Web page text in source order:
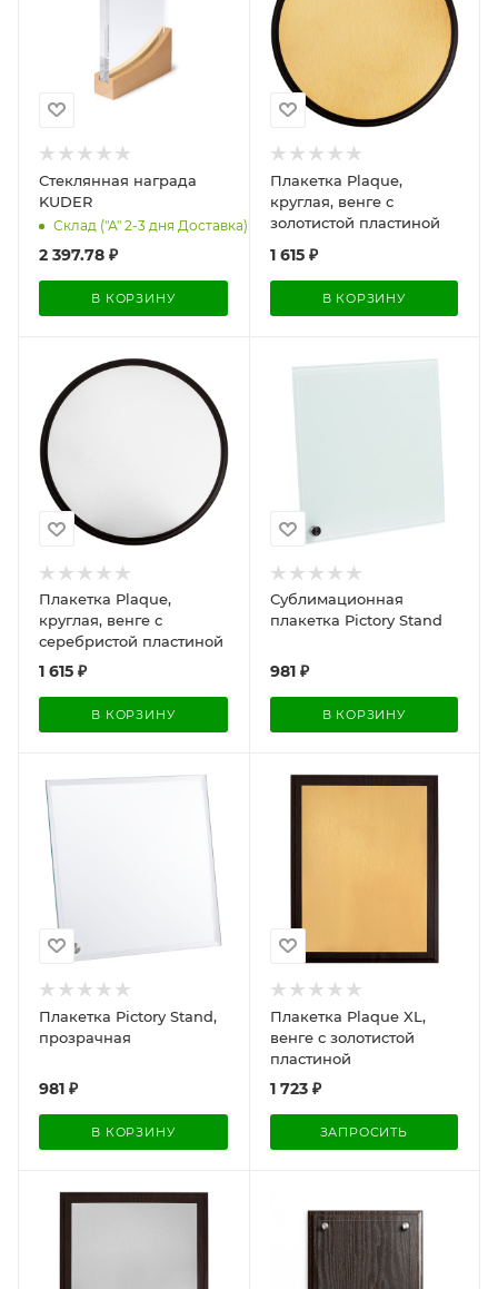
Стеклянная награда
KUDER
Склад ("А" 2-3 дня Доставка): 1
2 397.78 ₽
В КОРЗИНУ
Плакетка Plaque,
круглая, венге с
золотистой пластиной
1 615₽
В КОРЗИНУ
Плакетка Plaque,
круглая, венге с
серебристой пластиной
1 615 ₽
В КОРЗИНУ
Сублимационная
плакетка Pictory Stand
981₽
В КОРЗИНУ
Плакетка Pictory Stand,
прозрачная
981 ₽
В КОРЗИНУ
Плакетка Plaque XL,
венге с золотистой
пластиной
1 723₽
ЗАПРОСИТЬ